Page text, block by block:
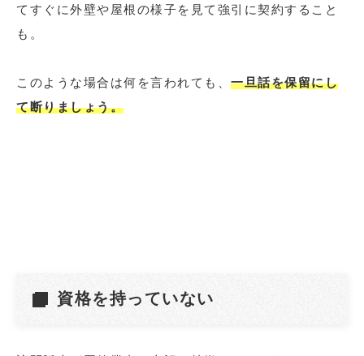
てすぐに外壁や屋根の様子を見て強引に契約すること
も。
このような場合は何を言われても、 一旦話を保留にし
て断りましょう。
資格を持っていない